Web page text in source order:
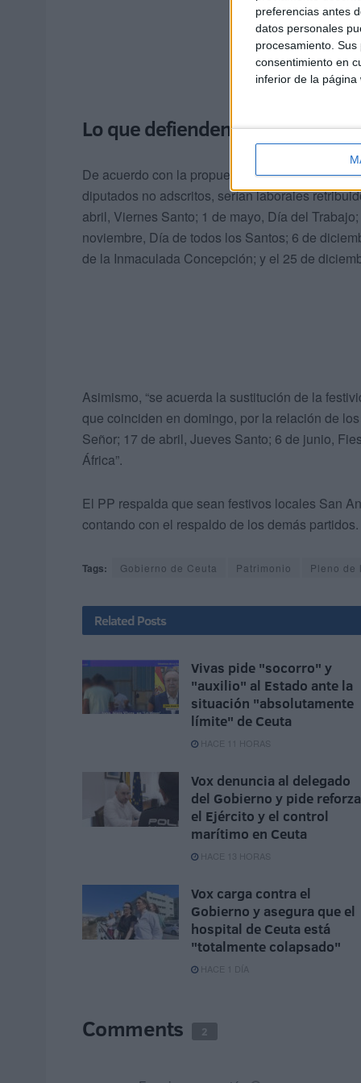
preferencias antes
datos personales
procesamiento.
consentimiento en
inferior de la página
Lo que defienden las demás
De acuerdo con la propuesta defendida por el
diputados no adscritos, serían laborales
abril, Viernes Santo; 1 de mayo, Día del
noviembre, Día de todos los Santos; 6 de
de la Inmaculada Concepción; y el 25 de
Asimismo, “se acuerda la sustitución de la
que coinciden en domingo, por la relación de
Señor; 17 de abril, Jueves Santo; 6 de junio,
África”.
El PP respalda que sean festivos locales San
contando con el respaldo de los demás partidos.
Tags: Gobierno de Ceuta Patrimonio Pleno de
Related Posts
Vivas pide "socorro" y
"auxilio" al Estado ante la
situación "absolutamente
límite" de Ceuta
HACE 11 HORAS
Vox denuncia al delegado
del Gobierno y pide
el Ejército y el control
marítimo en Ceuta
HACE 13 HORAS
Vox carga contra el
Gobierno y asegura que el
hospital de Ceuta está
"totalmente colapsado"
HACE 1 DÍA
Comments 2